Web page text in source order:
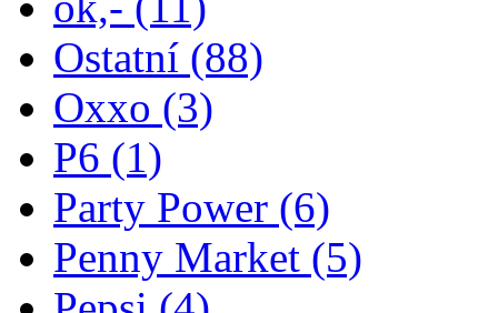
Ostatní (88)
Oxxo (3)
P6 (1)
Party Power (6)
Penny Market (5)